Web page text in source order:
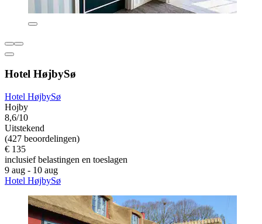
Hotel HøjbySø
Hotel HøjbySø
Hojby
8,6/10
Uitstekend
(427 beoordelingen)
€ 135
inclusief belastingen en toeslagen
9 aug - 10 aug
Hotel HøjbySø